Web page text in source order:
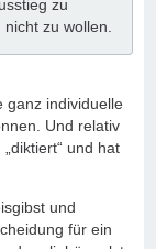
zu
zu wollen.
ganz individuelle
Und relativ
und hat
und
für ein